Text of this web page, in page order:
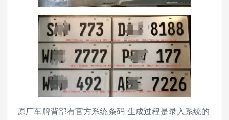
原厂车牌背部有官方系统条码 生成过程是录入系统的